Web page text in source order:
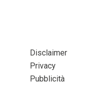
Disclaimer
Privacy
Pubblicità